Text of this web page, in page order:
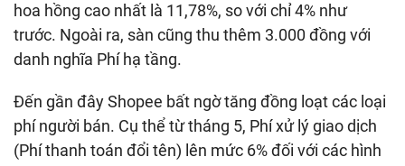
hoa hồng cao nhất là 11,78%, so với chỉ 4% như
trước. Ngoài ra, sàn cũng thu thêm 3.000 đồng với
danh nghĩa Phí hạ tầng.
Đến gần đây Shopee bất ngờ tăng đồng loạt các loại
phí người bán. Cụ thể từ tháng 5, Phí xử lý giao dịch
(Phí thanh toán đổi tên) lên mức 6% đối với các hình